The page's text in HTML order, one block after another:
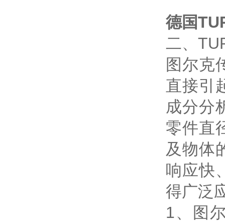
德国
二、
图尔克
直接引
成分分
零件直
及物体
响应快
得广泛
1、图